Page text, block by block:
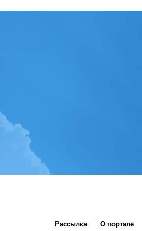
Рассылка О портале